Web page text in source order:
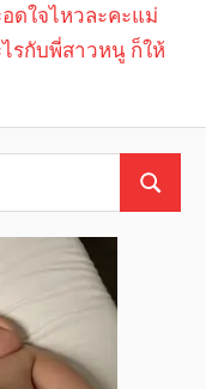
ดใจไหวละคะแม่
รกับพี่สาวหนู ก็ให้